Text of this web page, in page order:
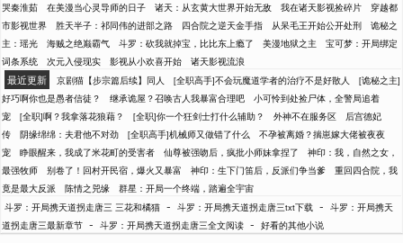
哭秦淮茹
在美漫当心灵导师的日子 诸天：从玄黄大世界开始无敌 我在诸天影视捡碎片
穿越都
市影视世界
胜天半子：祁同伟的进部之路 四合院之逆天金手指 从呆毛王开始公开处刑
诡秘之
主：瑶光
海贼之绝巅霸气 斗罗：砍我就掉宝，比比东上瘾了 美漫地狱之主
宝可梦：开局绑定
词条系统
次元入侵现实 影视从小欢喜开始 诸天影视流浪
最近更新 京剧猫【步宗篇后续】同人 [全职高手]不会玩魔道学者的治疗不是好散人
[诡秘之主]
好巧啊你也是愚者信徒？
继承诡屋？召唤古人我暴富合理吧
小可怜到处捡尸体，全警局追着
宠
[全职]啊？我拿落花狼藉？ [全职]你一个狂剑士打什么辅助？ 外神不在服务区
后宫德妃
传
阴缘绵绵：夫君他不对劲 [全职高手]机械师又做错了什么
不孕被离婚？揣崽嫁大佬被夜夜
宠
睁眼醒来，我成了米花町的受害者 仙尊被强吻后，疯批小师妹拿捏了
神印：我，自然之女，
最强牧师
别卷了！回村开民宿，爆火又暴富 神印：生下门笛后，反派们争当爹
重回四合院，我
竟是最大反派
陈情之兕缘
群星：开局一个终端，踏遍全宇宙
斗罗：开局携天道拐走唐三 三花和橘猫 - 斗罗：开局携天道拐走唐三txt下载 - 斗罗：开局携天
道拐走唐三最新章节 - 斗罗：开局携天道拐走唐三全文阅读 - 好看的其他小说